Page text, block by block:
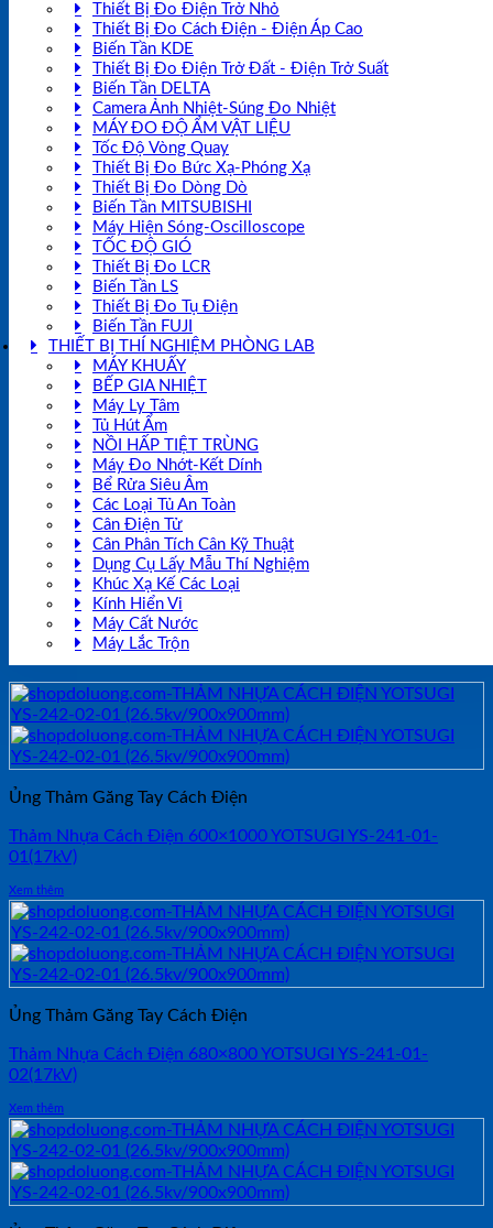
Thiết Bị Đo Điện Trở Nhỏ
Thiết Bị Đo Cách Điện - Điện Áp Cao
Biến Tần KDE
Thiết Bị Đo Điện Trở Đất - Điện Trở Suất
Biến Tần DELTA
Camera Ảnh Nhiệt-Súng Đo Nhiệt
MÁY ĐO ĐỘ ẨM VẬT LIỆU
Tốc Độ Vòng Quay
Thiết Bị Đo Bức Xạ-Phóng Xạ
Thiết Bị Đo Dòng Dò
Biến Tần MITSUBISHI
Máy Hiện Sóng-Oscilloscope
TỐC ĐỘ GIÓ
Thiết Bị Đo LCR
Biến Tần LS
Thiết Bị Đo Tụ Điện
Biến Tần FUJI
THIẾT BỊ THÍ NGHIỆM PHÒNG LAB
MÁY KHUẤY
BẾP GIA NHIỆT
Máy Ly Tâm
Tủ Hút Ẩm
NỒI HẤP TIỆT TRÙNG
Máy Đo Nhớt-Kết Dính
Bể Rửa Siêu Âm
Các Loại Tủ An Toàn
Cân Điện Tử
Cân Phân Tích Cân Kỹ Thuật
Dụng Cụ Lấy Mẫu Thí Nghiệm
Khúc Xạ Kế Các Loại
Kính Hiển Vi
Máy Cất Nước
Máy Lắc Trộn
Ủng Thảm Găng Tay Cách Điện
Thảm Nhựa Cách Điện 600×1000 YOTSUGI YS-241-01-
01(17kV)
Xem thêm
Ủng Thảm Găng Tay Cách Điện
Thảm Nhựa Cách Điện 680×800 YOTSUGI YS-241-01-
02(17kV)
Xem thêm